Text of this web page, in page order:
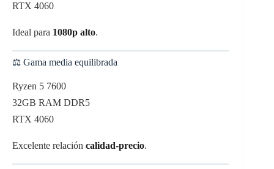
RTX 4060
Ideal para 1080p alto.
⚖️ Gama media equilibrada
Ryzen 5 7600
32GB RAM DDR5
RTX 4060
Excelente relación calidad-precio.